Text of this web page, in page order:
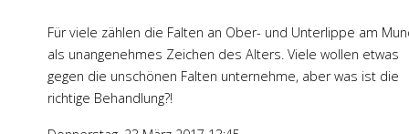
Für viele zählen die Falten an Ober- und Unterlippe am
als unangenehmes Zeichen des Alters. Viele wollen etwas
gegen die unschönen Falten unternehme, aber was ist die
richtige Behandlung?!